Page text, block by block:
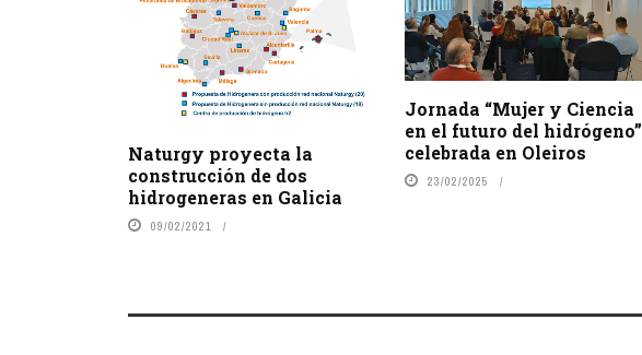
Naturgy proyecta la
construcción de dos
hidrogeneras en Galicia
09/02/2021
Jornada “Mujer y Ciencia
en el futuro del hidrógeno”
celebrada en Oleiros
23/02/2025